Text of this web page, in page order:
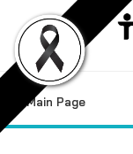
content
Main Page